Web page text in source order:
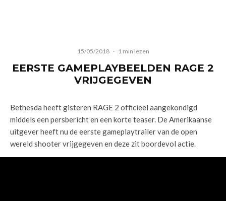
15/05/2018 · 1 min lezen
EERSTE GAMEPLAYBEELDEN RAGE 2
VRIJGEGEVEN
Bethesda heeft gisteren RAGE 2 officieel aangekondigd
middels een persbericht en een korte teaser. De Amerikaanse
uitgever heeft nu de eerste gameplaytrailer van de open
wereld shooter vrijgegeven en deze zit boordevol actie.